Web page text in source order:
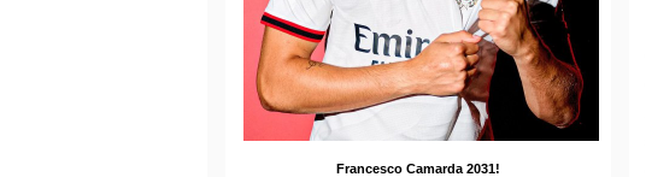
Francesco Camarda 2031!